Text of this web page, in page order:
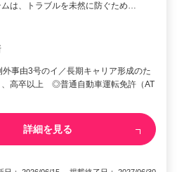
は、トラブルを未然に防ぐため…
事由3号のイ／長期キャリア形成のた
、高卒以上 ◎普通自動車運転免許（AT
詳細を見る